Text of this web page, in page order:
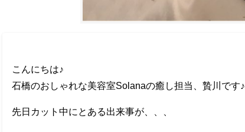
こんにちは♪
石橋のおしゃれな美容室Solanaの癒し担当、贄川です♪
先日カット中にとある出来事が、、、